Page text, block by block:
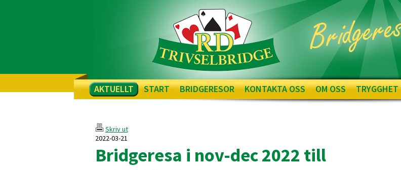
AKTUELLT START BRIDGERESOR KONTAKTA OSS OM OSS TRYGGHET
Skriv ut
2022-03-21
Bridgeresa i nov-dec 2022 till